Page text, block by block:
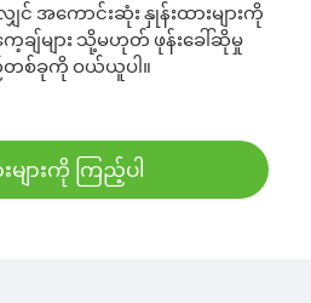
အကောင်းဆုံး နှုန်းထားများကို
ချ်များ သို့မဟုတ် ဖုန်းခေါ်ဆိုမှု
စ်ခုကို ဝယ်ယူပါ။
များကို ကြည့်ပါ